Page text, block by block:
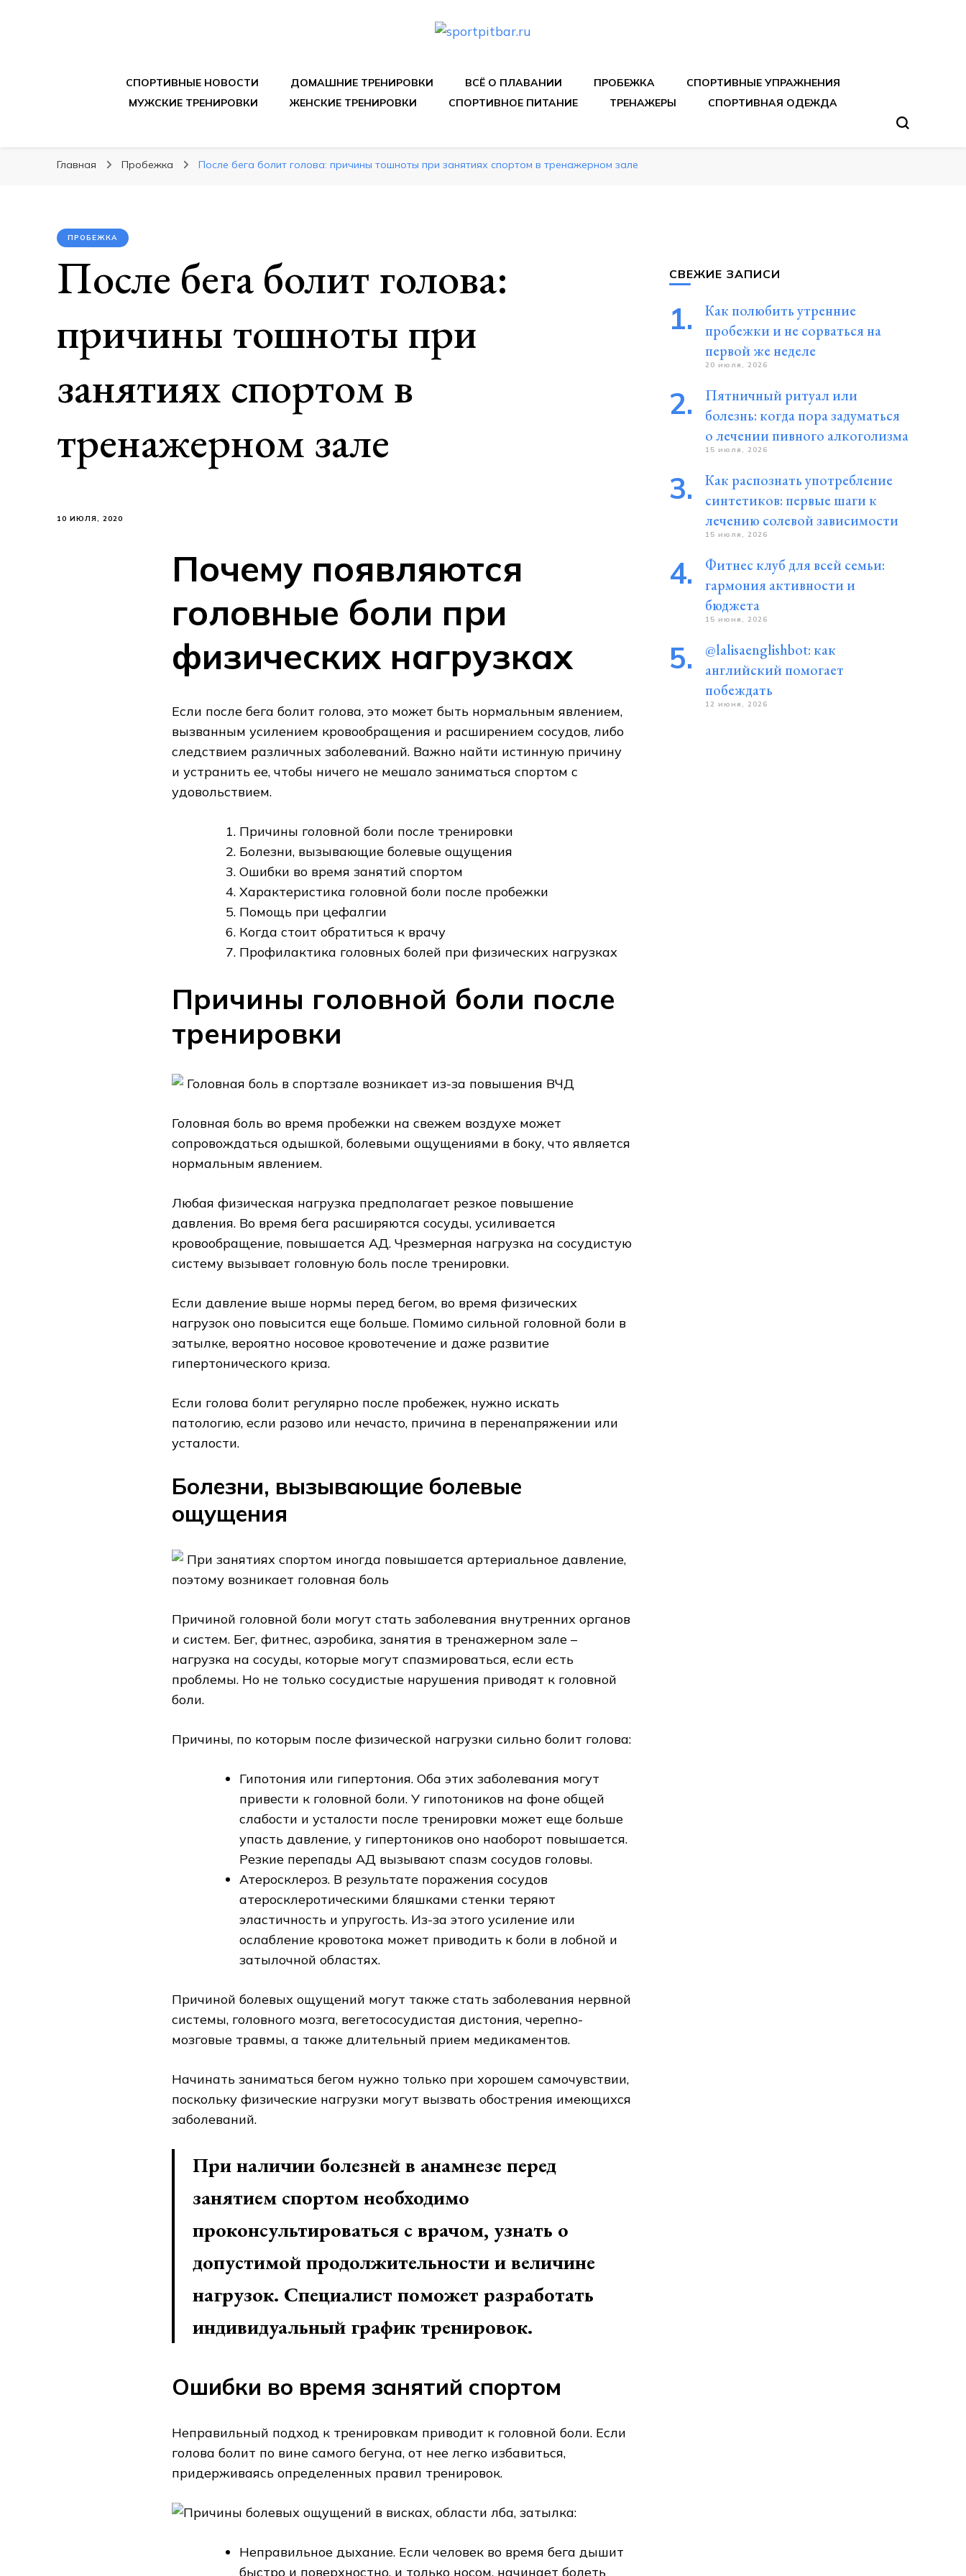
СПОРТИВНЫЕ НОВОСТИ ДОМАШНИЕ ТРЕНИРОВКИ ВСЁ О ПЛАВАНИИ ПРОБЕЖКА
СПОРТИВНЫЕ УПРАЖНЕНИЯ
МУЖСКИЕ ТРЕНИРОВКИ
ЖЕНСКИЕ ТРЕНИРОВКИ СПОРТИВНОЕ ПИТАНИЕ ТРЕНАЖЕРЫ СПОРТИВНАЯ ОДЕЖДА
Главная Пробежка После бега болит голова: причины тошноты при занятиях спортом в тренажерном зале
ПРОБЕЖКА
После бега болит голова:
причины тошноты при
занятиях спортом в
тренажерном зале
10 ИЮЛЯ, 2020
Почему появляются
головные боли при
физических нагрузках
Если после бега болит голова, это может быть нормальным явлением,
вызванным усилением кровообращения и расширением сосудов, либо
следствием различных заболеваний. Важно найти истинную причину
и устранить ее, чтобы ничего не мешало заниматься спортом с
удовольствием.
Причины головной боли после тренировки
Болезни, вызывающие болевые ощущения
Ошибки во время занятий спортом
Характеристика головной боли после пробежки
Помощь при цефалгии
Когда стоит обратиться к врачу
Профилактика головных болей при физических нагрузках
Причины головной боли после
тренировки
Головная боль в спортзале возникает из-за повышения ВЧД
Головная боль во время пробежки на свежем воздухе может
сопровождаться одышкой, болевыми ощущениями в боку, что является
нормальным явлением.
Любая физическая нагрузка предполагает резкое повышение
давления. Во время бега расширяются сосуды, усиливается
кровообращение, повышается АД. Чрезмерная нагрузка на сосудистую
систему вызывает головную боль после тренировки.
Если давление выше нормы перед бегом, во время физических
нагрузок оно повысится еще больше. Помимо сильной головной боли в
затылке, вероятно носовое кровотечение и даже развитие
гипертонического криза.
Если голова болит регулярно после пробежек, нужно искать
патологию, если разово или нечасто, причина в перенапряжении или
усталости.
Болезни, вызывающие болевые
ощущения
При занятиях спортом иногда повышается артериальное давление,
поэтому возникает головная боль
Причиной головной боли могут стать заболевания внутренних органов
и систем. Бег, фитнес, аэробика, занятия в тренажерном зале –
нагрузка на сосуды, которые могут спазмироваться, если есть
проблемы. Но не только сосудистые нарушения приводят к головной
боли.
Причины, по которым после физической нагрузки сильно болит голова:
Гипотония или гипертония. Оба этих заболевания могут
привести к головной боли. У гипотоников на фоне общей
слабости и усталости после тренировки может еще больше
упасть давление, у гипертоников оно наоборот повышается.
Резкие перепады АД вызывают спазм сосудов головы.
Атеросклероз. В результате поражения сосудов
атеросклеротическими бляшками стенки теряют
эластичность и упругость. Из-за этого усиление или
ослабление кровотока может приводить к боли в лобной и
затылочной областях.
Причиной болевых ощущений могут также стать заболевания нервной
системы, головного мозга, вегетососудистая дистония, черепно-
мозговые травмы, а также длительный прием медикаментов.
Начинать заниматься бегом нужно только при хорошем самочувствии,
поскольку физические нагрузки могут вызвать обострения имеющихся
заболеваний.
При наличии болезней в анамнезе перед
занятием спортом необходимо
проконсультироваться с врачом, узнать о
допустимой продолжительности и величине
нагрузок. Специалист поможет разработать
индивидуальный график тренировок.
Ошибки во время занятий спортом
Неправильный подход к тренировкам приводит к головной боли. Если
голова болит по вине самого бегуна, от нее легко избавиться,
придерживаясь определенных правил тренировок.
Причины болевых ощущений в висках, области лба, затылка:
Неправильное дыхание. Если человек во время бега дышит
быстро и поверхностно, и только носом, начинает болеть
СВЕЖИЕ ЗАПИСИ
Как полюбить утренние
пробежки и не сорваться на
первой же неделе
20 июля, 2026
Пятничный ритуал или
болезнь: когда пора задуматься
о лечении пивного алкоголизма
15 июля, 2026
Как распознать употребление
синтетиков: первые шаги к
лечению солевой зависимости
15 июля, 2026
Фитнес клуб для всей семьи:
гармония активности и
бюджета
15 июня, 2026
@lalisaenglishbot: как
английский помогает
побеждать
12 июня, 2026